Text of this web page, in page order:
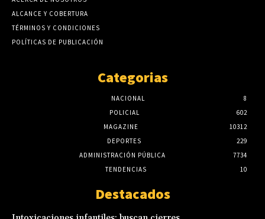
ALCANCE Y COBERTURA
TÉRMINOS Y CONDICIONES
POLÍTICAS DE PUBLICACIÓN
Categorias
NACIONAL
8
POLICIAL
602
MAGAZINE
10312
DEPORTES
229
ADMINISTRACIÓN PÚBLICA
7734
TENDENCIAS
10
Destacados